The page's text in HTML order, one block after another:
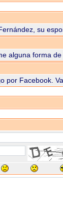
su
alguna forma
por Facebook.